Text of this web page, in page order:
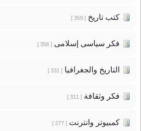
كتب تاريخ[ 359 ]
فكر سياسى إسلامى[ 356 ]
التاريخ والجغرافيا[ 331 ]
فكر وثقافة[ 311 ]
كمبيوتر وانترنت[ 277 ]